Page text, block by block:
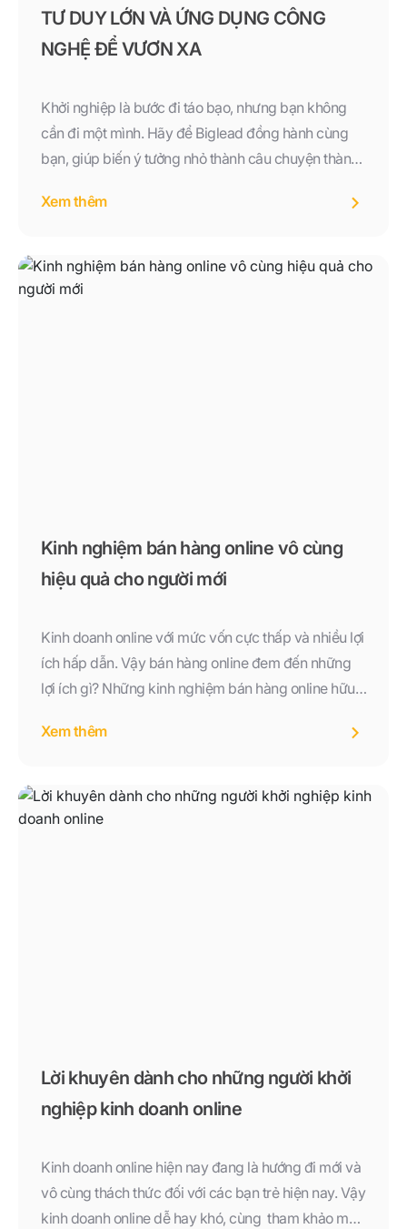
TƯ DUY LỚN VÀ ỨNG DỤNG CÔNG
NGHỆ ĐỂ VƯƠN XA
Khởi nghiệp là bước đi táo bạo, nhưng bạn không
cần đi một mình. Hãy để Biglead đồng hành cùng
bạn, giúp biến ý tưởng nhỏ thành câu chuyện thành
quyện để tạo nên giá trị thật sự.
Xem thêm
Kinh nghiệm bán hàng online vô cùng
hiệu quả cho người mới
Kinh doanh online với mức vốn cực thấp và nhiều lợi
ích hấp dẫn. Vậy bán hàng online đem đến những
lợi ích gì? Những kinh nghiệm bán hàng online hữu
Xem thêm
Lời khuyên dành cho những người khởi
nghiệp kinh doanh online
Kinh doanh online hiện nay đang là hướng đi mới và
vô cùng thách thức đối với các bạn trẻ hiện nay. Vậy
kinh doanh online dễ hay khó, cùng tham khảo một